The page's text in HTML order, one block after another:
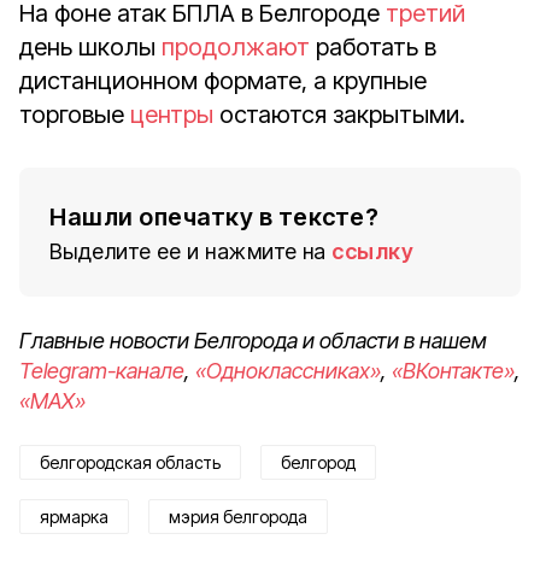
На фоне атак БПЛА в Белгороде третий
день школы продолжают работать в
дистанционном формате, а крупные
торговые центры остаются закрытыми.
Нашли опечатку в тексте?
Выделите ее и нажмите на ссылку
Главные новости Белгорода и области в нашем
Telegram-канале, «Одноклассниках», «ВКонтакте»,
«MAX»
белгородская область белгород
ярмарка мэрия белгорода